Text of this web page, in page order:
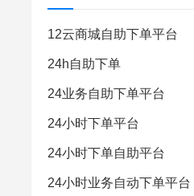
12云商城自助下单平台
24h自助下单
24业务自助下单平台
24小时下单平台
24小时下单自助平台
24小时业务自动下单平台